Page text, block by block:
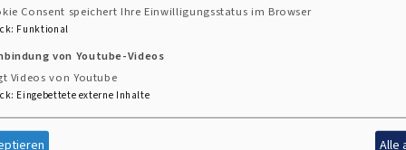
das Geld. Ein Steuerberater hatte meiner
alles in einen Topf schmeißen. Wenn in der
Consent speichert Ihre Einwilligungsstatus im Browser
: Funktional
von Youtube-Videos
Videos von Youtube
: Eingebettete externe Inhalte
Alle